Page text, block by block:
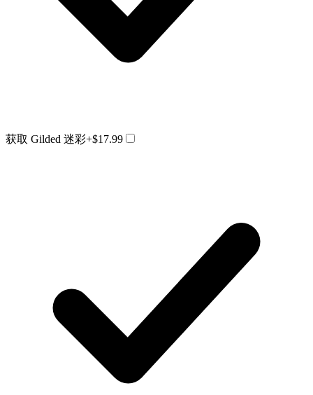
获取 Gilded 迷彩+$17.99